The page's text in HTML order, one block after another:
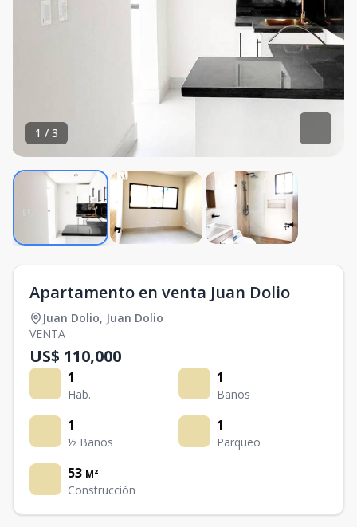
1 / 3
Apartamento en venta Juan Dolio
Juan Dolio, Juan Dolio
VENTA
US$ 110,000
1
Hab.
1
Baños
1
½ Baños
1
Parqueo
53 M²
Construcción